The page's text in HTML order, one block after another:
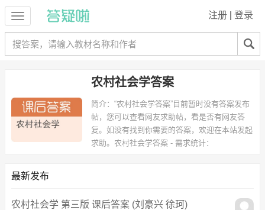
注册 登录
农村社会学答案
简介： “农村社会学答案”目前暂时没有答案发布
帖，您可以查看网友求助帖，看是否有网友答
复。如没有找到你需要的答案，欢迎在本站发起
求助。 农村社会学答案 - 需求统计：
最新发布
农村社会学 第三版 课后答案 (刘豪兴 徐珂)